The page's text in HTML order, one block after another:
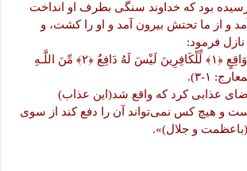
بود که خداوند سنگی بطرف او انداخت
و از ما تحتش بیرون آمد و او را کشت، و
فرمود:
سَأَلَ سَائِلٌ بِعَذَابٍ وَاقِعٍ ﴿١﴾ لِّلْکَافِرِینَ لَیْسَ لَهُ دَافِعٌ ﴿٢﴾ مِّنَ اللَّـهِ
عذابی کرد که واقع شد(این عذاب)
و هیچ کس نمی‌تواند آن را دفع کند از سوی
(باعظمت و جلال)».